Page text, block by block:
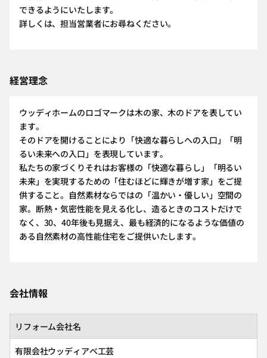
できるようにいたします。
詳しくは、担当営業者にお尋ねください。
経営理念
ウッディホームのロゴマークは木の家、木のドアを表してい
ます。
そのドアを開けることにより「快適な暮らしへの入口」「明
るい未来への入口」を表現しています。
私たちの家づくりそれはお客様の「快適な暮らし」「明るい
未来」を実現するための「住むほどに輝きが増す家」をご提
供すること。自然素材ならではの「温かい・優しい」空間の
家。断熱・気密性能を見える化し、造るときのコストだけで
なく、30、40年後も見据え、最も経済的になるような価値の
ある自然素材の高性能住宅をご提供いたします。
会社情報
リフォーム会社名
有限会社ウッディアベ工芸